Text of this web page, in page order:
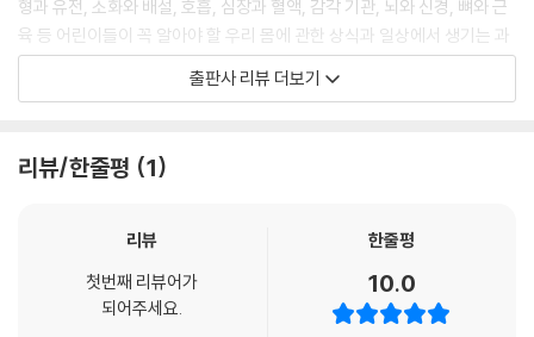
형과 유전, 소화와 배설, 호흡, 심장과 혈액, 감각 기관, 뇌와 신경, 뼈와 근
육 등 어린이들이 꼭 알아야 할 우리 몸에 관한 상식과 일상에서 생기는 과
학적 호기심들, 그리고 깊이 있는 과학 이론을 쉽고 재미있게 알아봐요.
이 책을 읽어 두면 초등학교 과학 공부가 어렵지 않고 즐거워져요. 초등 교
의 부록 [미리 보는 교과서] 코너에서는 초등『과학』교과서에서 다루는 과
생 및 저학년 아이들의 호기심을 불러일으키는 과학 이야기가 가득 담겨
있어요. 또 이 책의 핵심 내용을 한 번 더 되짚어 주는 ‘재미있는 만화’도 실
출판사 리뷰 더보기
리뷰/한줄평 1
리뷰
첫번째 리뷰어가
되어주세요.
한줄평
10.0